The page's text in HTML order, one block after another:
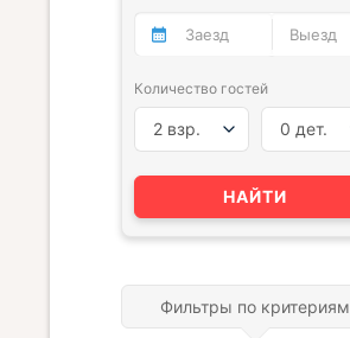
Количество гостей
2 взр. 0 дет.
НАЙТИ
Фильтры по критериям